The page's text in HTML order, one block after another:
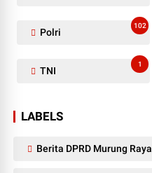
Polri
102
TNI
1
LABELS
Berita DPRD Murung Raya